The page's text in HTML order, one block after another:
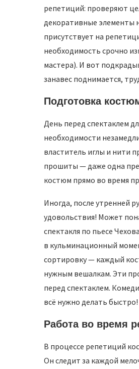
репетиций: проверяют
декоративные элементы
присутствует на
необходимость срочно
мастера). И вот
занавес поднимается,
Подготовка
День перед спектаклем
необходимости
властитель иглы и нити
прошиты — даже одна
костюм прямо во время
Иногда, после утренней
удовольствия! Может
спектакля по пьесе
в кульминационный
сортировку — каждый
нужным вешалкам. Эти
перед спектаклем.
всё нужно делать
Работа во время
В процессе репетиций
Он следит за каждой